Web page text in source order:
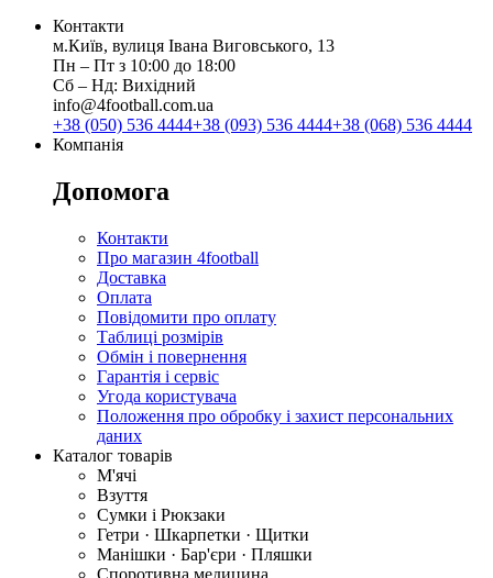
Контакти
м.Київ, вулиця Івана Виговського, 13
Пн ‒ Пт з 10:00 до 18:00
Сб ‒ Нд: Вихідний
info@4football.com.ua
+38 (050) 536 4444+38 (093) 536 4444+38 (068) 536 4444
Компанія
Допомога
Контакти
Про магазин 4football
Доставка
Оплата
Повідомити про оплату
Таблиці розмірів
Обмін і повернення
Гарантія і сервіс
Угода користувача
Положення про обробку і захист персональних
даних
Каталог товарів
М'ячі
Взуття
Сумки і Рюкзаки
Гетри · Шкарпетки · Щитки
Манішки · Бар'єри · Пляшки
Споротивна медицина